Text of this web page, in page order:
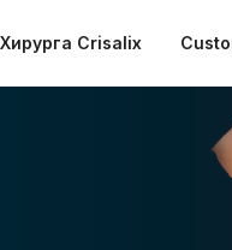
Crisalix